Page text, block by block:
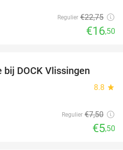
Regulier €22,75
€16,50
DOCK Vlissingen
8.8 star
Regulier €7,50
€5,50